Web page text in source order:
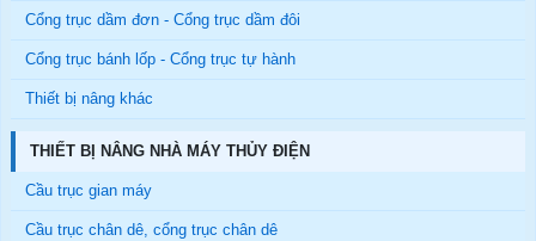
Cổng trục dầm đơn - Cổng trục dầm đôi
Cổng trục bánh lốp - Cổng trục tự hành
Thiết bị nâng khác
THIẾT BỊ NÂNG NHÀ MÁY THỦY ĐIỆN
Cầu trục gian máy
Cầu trục chân dê, cổng trục chân dê